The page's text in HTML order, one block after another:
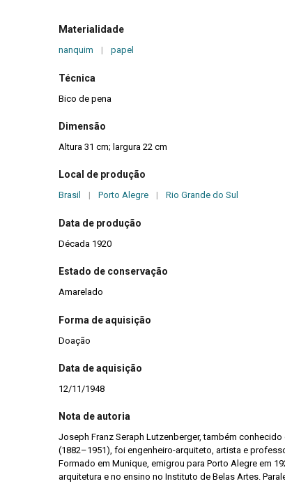
Materialidade
nanquim | papel
Técnica
Bico de pena
Dimensão
Altura 31 cm; largura 22 cm
Local de produção
Brasil | Porto Alegre | Rio Grande do Sul
Data de produção
Década 1920
Estado de conservação
Amarelado
Forma de aquisição
Doação
Data de aquisição
12/11/1948
Nota de autoria
Joseph Franz Seraph Lutzenberger, também
(1882–1951), foi engenheiro-arquiteto, artista e
Formado em Munique, emigrou para Porto Alegre em
arquitetura e no ensino no Instituto de Belas Artes.